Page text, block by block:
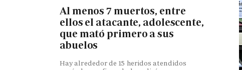
Al menos 7 muertos, entre
ellos el atacante, adolescente,
que mató primero a sus
abuelos
Hay alrededor de 15 heridos atendidos